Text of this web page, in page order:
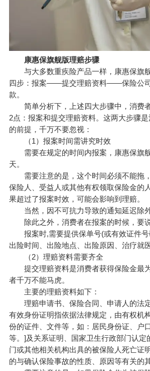
康惠保旗舰版理赔步骤
与大多数重疾险产品一样，康惠保旗
四步：报案——提交理赔资料——保险公
款。
简单分析下，上述四大步骤中，消费
2点：报案和提交理赔资料。这两大步骤
的前提，千万不要忽视：
（1）报案时间需讲究时效
需要在规定的时间内报案，康惠保旗
天。
需要注意的是，这个时间必须不能拖
保险人、受益人或其他有权领取保险金的
果超过了报案时效，可能会影响到理赔。
当然，因不可抗力导致的通知延迟除外
除此之外，消费者在报案的时候，要说
报案时,需要提供保单号(或有效证件号
出险时间、出险地点、出险原因、治疗就
（2）理赔资料需要齐全
提交理赔资料是消费者获得保险金最
者千万不能马虎。
主要的理赔资料如下：
理赔申请书、保险合同、申请人的法
有效身份证明指依据法律规定，由有权机
份的证件、文件等，如：居民身份证、户
等。]及关系证明、国家卫生行政部门认定
门或其他相关机构出具的被保险人死亡证
的与确认保险事故的性质、原因等有关的